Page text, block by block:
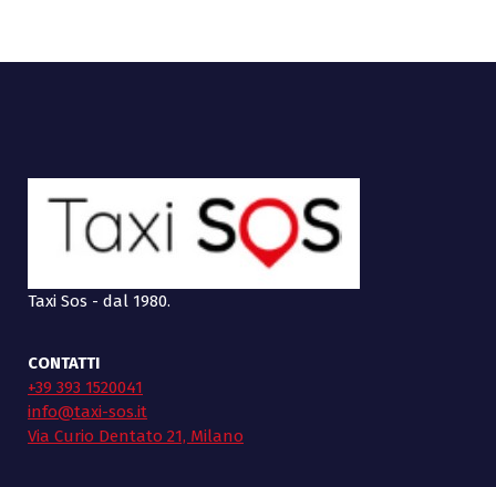
Taxi Sos - dal 1980.
CONTATTI
+39 393 1520041
info@taxi-sos.it
Via Curio Dentato 21, Milano